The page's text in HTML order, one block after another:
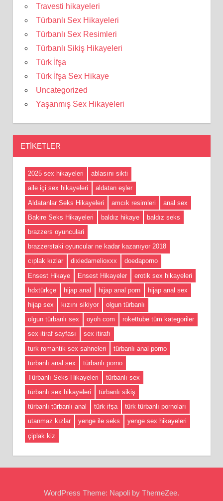
Travesti hikayeleri
Türbanlı Sex Hikayeleri
Türbanlı Sex Resimleri
Türbanlı Sikiş Hikayeleri
Türk İfşa
Türk İfşa Sex Hikaye
Uncategorized
Yaşanmış Sex Hikayeleri
ETIKETLER
2025 sex hikayeleri
ablasını sikti
aile içi sex hikayeleri
aldatan eşler
Aldatanlar Seks Hikayeleri
amcık resimleri
anal sex
Bakire Seks Hikayeleri
baldız hikaye
baldız seks
brazzers oyunculari
brazzerstaki oyuncular ne kadar kazanıyor 2018
cıplak kızlar
dixiedamelioxxx
doedaporno
Ensest Hikaye
Ensest Hikayeler
erotik sex hikayeleri
hdxtürkçe
hijap anal hijap anal porn
hijap anal sex
hijap sex
kızını sikiyor
olgun türbanlı
olgun türbanlı sex
oyoh com
rokettube tüm kategoriler
sex itiraf sayfası
sex itirafı
turk romantik sex sahneleri
türbanlı anal porno
türbanlı anal sex
türbanlı porno
Türbanlı Seks Hikayeleri
türbanlı sex
türbanlı sex hikayeleri
türbanlı sikiş
türbanlı türbanlı anal
türk ifşa
türk türbanlı pornoları
utanmaz kızlar
yenge ile seks
yenge sex hikayeleri
çiplak kiz
WordPress Theme: Napoli by ThemeZee.